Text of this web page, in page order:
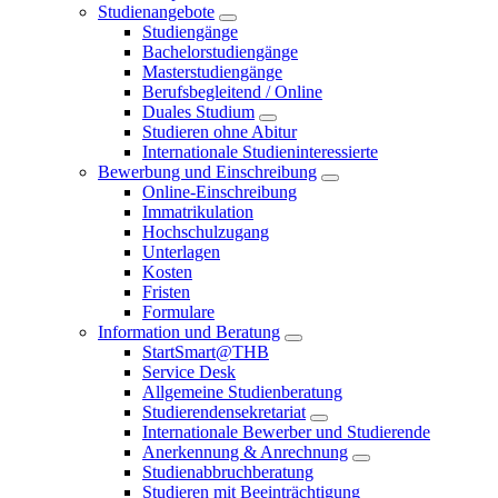
Studienangebote
Studiengänge
Bachelorstudiengänge
Masterstudiengänge
Berufsbegleitend / Online
Duales Studium
Studieren ohne Abitur
Internationale Studieninteressierte
Bewerbung und Einschreibung
Online-Einschreibung
Immatrikulation
Hochschulzugang
Unterlagen
Kosten
Fristen
Formulare
Information und Beratung
StartSmart@THB
Service Desk
Allgemeine Studienberatung
Studierendensekretariat
Internationale Bewerber und Studierende
Anerkennung & Anrechnung
Studienabbruchberatung
Studieren mit Beeinträchtigung